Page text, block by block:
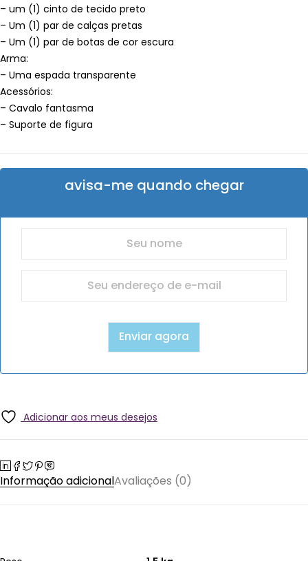
– um (1) cinto de tecido preto
– Um (1) par de calças pretas
– Um (1) par de botas de cor escura
Arma:
– Uma espada transparente
Acessórios:
– Cavalo fantasma
– Suporte de figura
avisa-me quando chegar
Adicionar aos meus desejos
Informação adicionalAvaliações (0)